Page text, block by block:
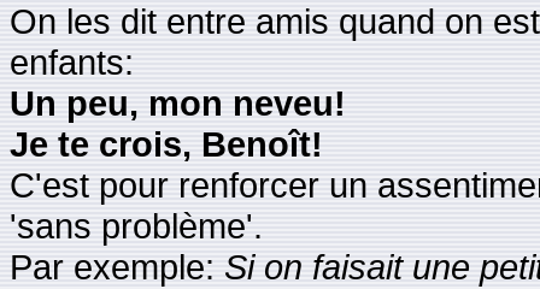
On les dit entre amis quand on
enfants:
Un peu, mon neveu!
Je te crois, Benoît!
C'est pour renforcer un
'sans problème'.
Par exemple: Si on faisait une